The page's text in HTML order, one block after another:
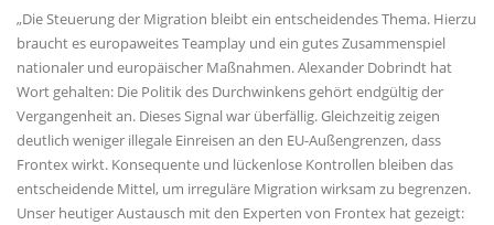
Die Steuerung der Migration bleibt ein entscheidendes Thema. Hierzu
braucht es europaweites Teamplay und ein gutes Zusammenspiel
nationaler und europäischer Maßnahmen. Alexander Dobrindt hat
Wort gehalten: Die Politik des Durchwinkens gehört endgültig der
Vergangenheit an. Dieses Signal war überfällig. Gleichzeitig zeigen
deutlich weniger illegale Einreisen an den EU-Außengrenzen, dass
Frontex wirkt. Konsequente und lückenlose Kontrollen bleiben das
entscheidende Mittel, um irreguläre Migration wirksam zu begrenzen.
Unser heutiger Austausch mit den Experten von Frontex hat gezeigt: